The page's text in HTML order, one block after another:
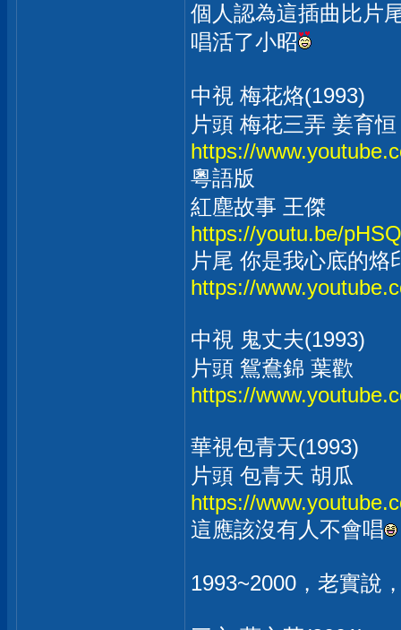
個人認為這插曲比片
唱活了小昭
中視 梅花烙(1993)
片頭 梅花三弄 姜育恒
https://
粵語版
紅塵故事 王傑
https://youtu.be/
片尾 你是我心底的烙
https://
中視 鬼丈夫(1993)
片頭 鴛鴦錦 葉歡
https://
華視包青天(1993)
片頭 包青天 胡瓜
https://
這應該沒有人不會唱
1993~2000，老實說